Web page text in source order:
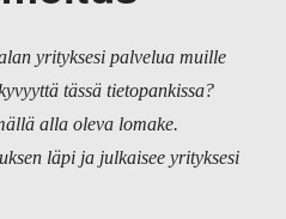
yrityksesi palvelua muille
tässä tietopankissa?
alla oleva lomake.
läpi ja julkaisee yrityksesi